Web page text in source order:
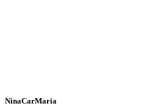
NinaCarMaria